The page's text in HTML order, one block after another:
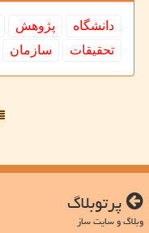
دانشگاه پژوهش
تحقیقات
سازمان
پرتوبلاگ
وبلاگ و سایت ساز